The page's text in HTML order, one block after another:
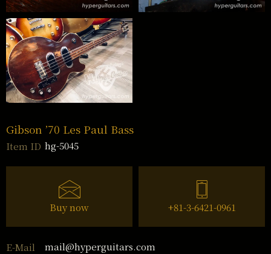
Gibson ’70 Les Paul Bass
Item ID hg-5045
Buy now +81-3-6421-0961
E-Mail mail@hyperguitars.com